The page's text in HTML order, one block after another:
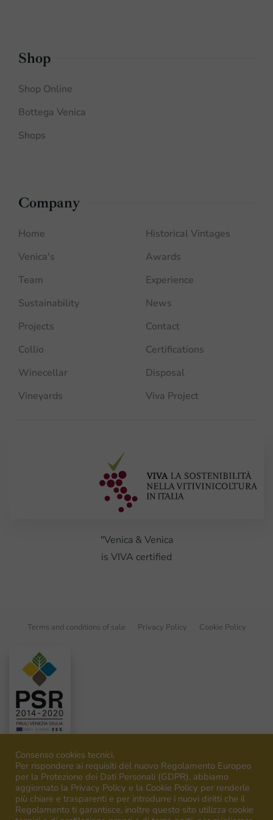
Shop
Shop Online
Bottega Venica
Shops
Company
Home
Venica's
Team
Sustainability
Projects
Collio
Winecellar
Vineyards
Historical Vintages
Awards
Experience
News
Contact
Certifications
Disposal
Viva Project
"Venica & Venica
is VIVA certified
Terms and conditions of sale Privacy Policy Cookie Policy
©2026Venica&Venica. All rights reserved. P.I. IT00492040316
Consenso cookies tecnici.
Per rispondere ai requisiti del nuovo Regolamento Europeo
per la Protezione dei Dati Personali (GDPR), abbiamo
aggiornato la Privacy Policy e la Cookie Policy per renderle
più chiare e trasparenti e per introdurre i nuovi diritti che il
Regolamento ti garantisce, inoltre questo sito utilizza cookie